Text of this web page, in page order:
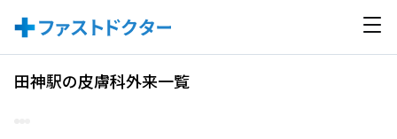
田神駅の皮膚科外来一覧